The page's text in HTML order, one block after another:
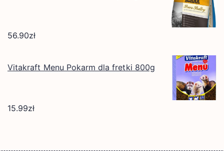
56.90zł
Vitakraft Menu Pokarm dla fretki 800g
15.99zł